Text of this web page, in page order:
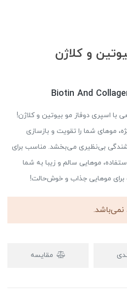
و کلاژن
Biotin And
با اسپری دوفاز مو بیوتین و کلاژن!
موهای شما را تقویت و بازسازی
بی‌نظیری می‌بخشد. مناسب برای
موهایی سالم و زیبا به شما
موهایی جذاب و خوش‌حالت!
نمی‌باشد.
مقایسه